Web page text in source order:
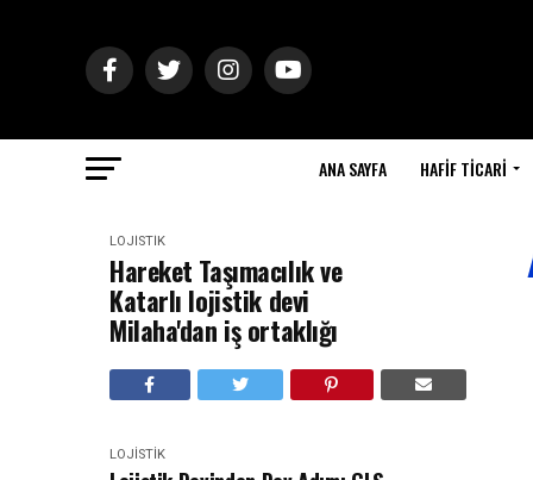
ANA SAYFA HAFIF TICARI
LOJISTIK
Hareket Taşımacılık ve
Katarlı lojistik devi
Milaha'dan iş ortaklığı
LOJISTIK